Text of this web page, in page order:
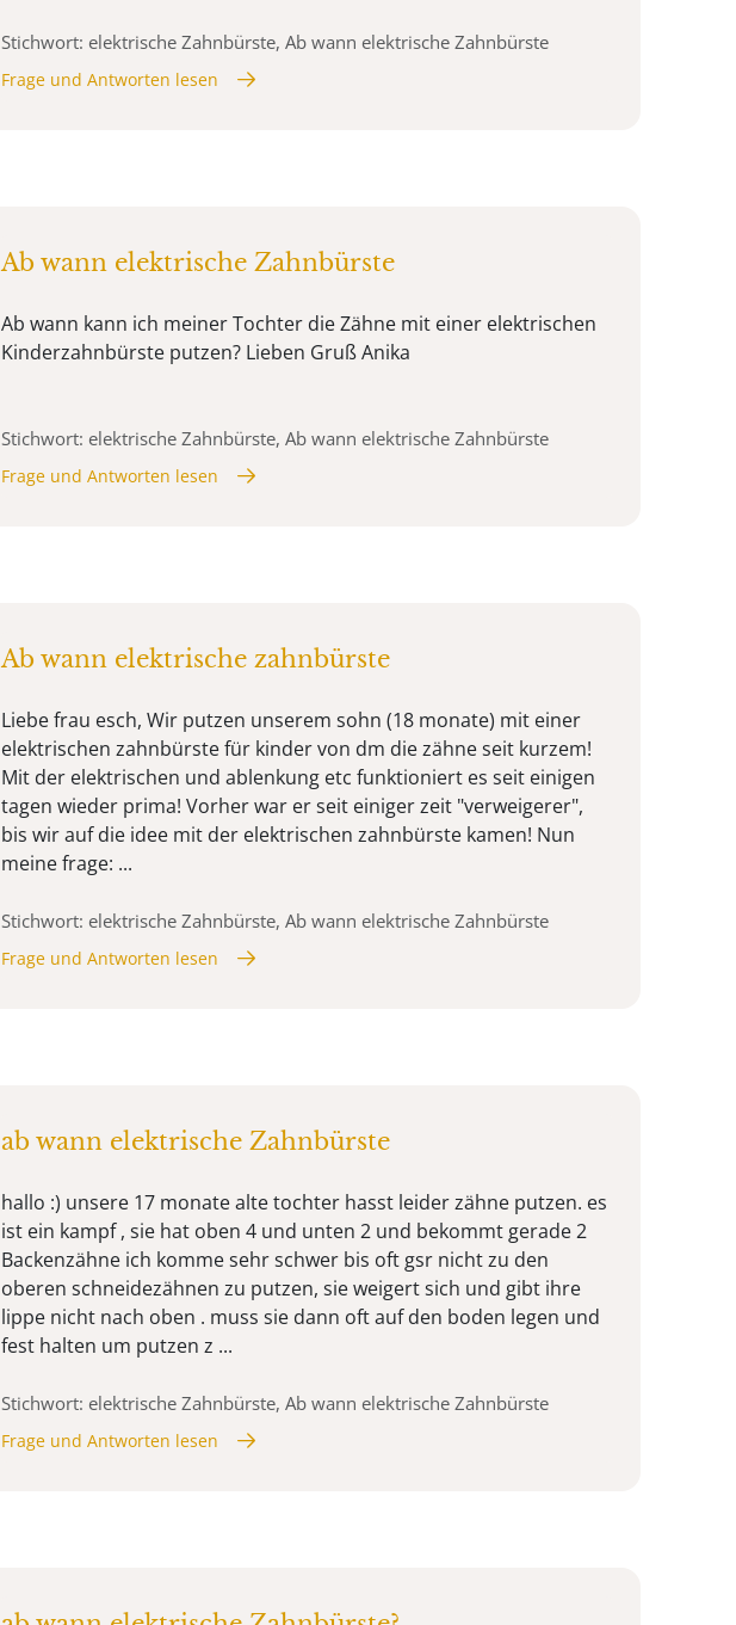
Stichwort: elektrische Zahnbürste, Ab wann elektrische Zahnbürste
Frage und Antworten lesen
Ab wann elektrische Zahnbürste
Ab wann kann ich meiner Tochter die Zähne mit einer elektrischen
Kinderzahnbürste putzen? Lieben Gruß Anika
Stichwort: elektrische Zahnbürste, Ab wann elektrische Zahnbürste
Frage und Antworten lesen
Ab wann elektrische zahnbürste
Liebe frau esch, Wir putzen unserem sohn (18 monate) mit einer
elektrischen zahnbürste für kinder von dm die zähne seit kurzem!
Mit der elektrischen und ablenkung etc funktioniert es seit einigen
tagen wieder prima! Vorher war er seit einiger zeit "verweigerer",
bis wir auf die idee mit der elektrischen zahnbürste kamen! Nun
meine frage: ...
Stichwort: elektrische Zahnbürste, Ab wann elektrische Zahnbürste
Frage und Antworten lesen
ab wann elektrische Zahnbürste
hallo :) unsere 17 monate alte tochter hasst leider zähne putzen. es
ist ein kampf , sie hat oben 4 und unten 2 und bekommt gerade 2
Backenzähne ich komme sehr schwer bis oft gsr nicht zu den
oberen schneidezähnen zu putzen, sie weigert sich und gibt ihre
lippe nicht nach oben . muss sie dann oft auf den boden legen und
fest halten um putzen z ...
Stichwort: elektrische Zahnbürste, Ab wann elektrische Zahnbürste
Frage und Antworten lesen